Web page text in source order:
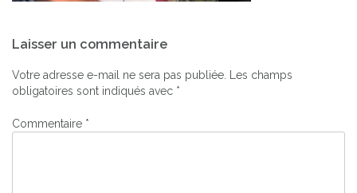
de
l’article
Laisser un commentaire
Votre adresse e-mail ne sera pas publiée. Les champs
obligatoires sont indiqués avec *
Commentaire *